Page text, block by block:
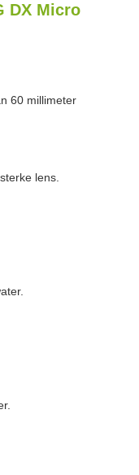
DX Micro
60 millimeter
lens.